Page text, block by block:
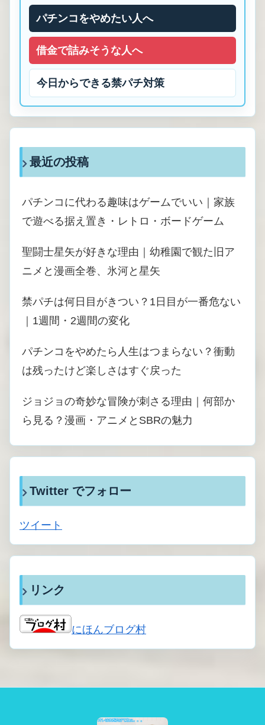
パチンコをやめたい人へ
借金で詰みそうな人へ
今日からできる禁パチ対策
最近の投稿
パチンコに代わる趣味はゲームでいい｜家族
で遊べる据え置き・レトロ・ボードゲーム
聖闘士星矢が好きな理由｜幼稚園で観た旧ア
ニメと漫画全巻、氷河と星矢
禁パチは何日目がきつい？1日目が一番危ない
｜1週間・2週間の変化
パチンコをやめたら人生はつまらない？衝動
は残ったけど楽しさはすぐ戻った
ジョジョの奇妙な冒険が刺さる理由｜何部か
ら見る？漫画・アニメとSBRの魅力
Twitter でフォロー
ツイート
リンク
にほんブログ村